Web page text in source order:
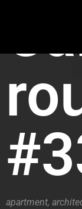
apartment,